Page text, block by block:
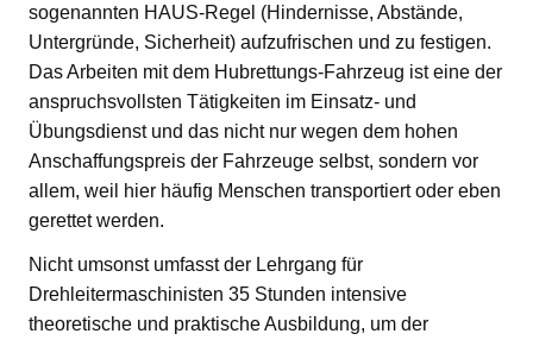
sogenannten HAUS-Regel (Hindernisse, Abstände,
Untergründe, Sicherheit) aufzufrischen und zu festigen.
Das Arbeiten mit dem Hubrettungs-Fahrzeug ist eine der
anspruchsvollsten Tätigkeiten im Einsatz- und
Übungsdienst und das nicht nur wegen dem hohen
Anschaffungspreis der Fahrzeuge selbst, sondern vor
allem, weil hier häufig Menschen transportiert oder eben
gerettet werden.
Nicht umsonst umfasst der Lehrgang für
Drehleitermaschinisten 35 Stunden intensive
theoretische und praktische Ausbildung, um der